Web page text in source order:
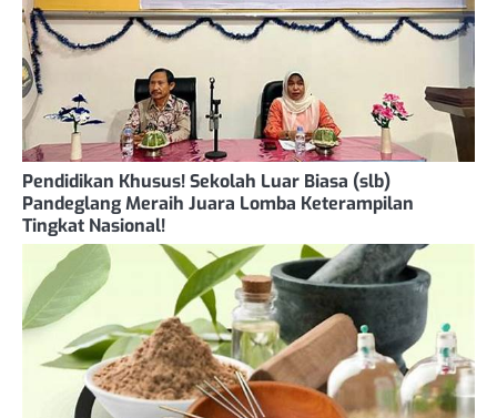
Pendidikan Khusus! Sekolah Luar Biasa (slb)
Pandeglang Meraih Juara Lomba Keterampilan
Tingkat Nasional!